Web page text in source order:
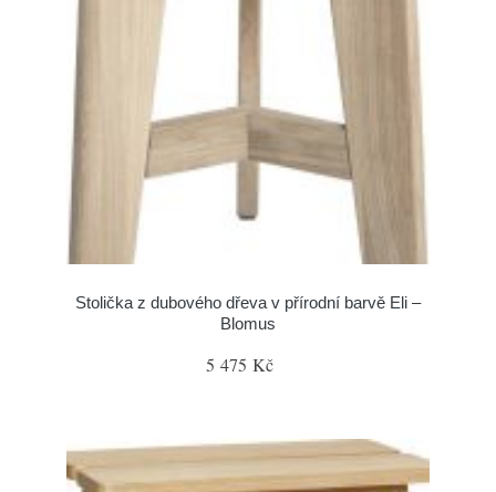
Stolička z dubového dřeva v přírodní barvě Eli –
Blomus
5 475 Kč